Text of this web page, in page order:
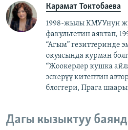
Карамат Токтобаева
1998-жылы КМУУнун
факультетин аяктап,
“Агым” гезиттеринде
окуясында курман
“Жоокерлер кушка
эскерүү китептин
блоггери, Прага
Дагы кызыктуу